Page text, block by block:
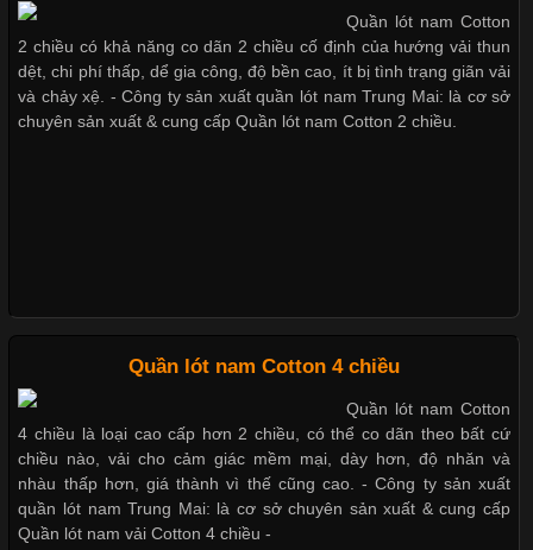
Cập nhật 2026-06-01 14:23:34
Chất Liệu Lycra Có Gì Đặc Biệt Trong Ngành Thời Trang?
Cập nhật 2026-05-27 17:03:46
Vải Lycra Là Gì? Chất Liệu Co Giãn Được Ưa Chuộng Trong
Ngành May Mặc Trong ngành thời trang hiện đại, các loại vải có
khả năng co giãn tốt ngày càng được ưa chuộng nhằm mang lại
Giặt và bảo quản quần lót nam đúng cách
Mẫu quần lót nam giá rẻ sốt hè 2017
Dễ chịu hơn với quần lót nam giá rẻ vải Cotton 4 chiều
Quần lót nam Cotton
2 chiều có khả năng co dãn 2 chiều cố định của hướng vải thun
dệt, chi phí thấp, dể gia công, độ bền cao, ít bị tình trạng giãn vải
và chảy xệ. - Công ty sản xuất quần lót nam Trung Mai: là cơ sở
chuyên sản xuất & cung cấp Quần lót nam Cotton 2 chiều.
Quần lót nam Cotton 4 chiều
Quần lót nam Cotton
4 chiều là loại cao cấp hơn 2 chiều, có thể co dãn theo bất cứ
chiều nào, vải cho cảm giác mềm mại, dày hơn, độ nhăn và
nhàu thấp hơn, giá thành vì thế cũng cao. - Công ty sản xuất
quần lót nam Trung Mai: là cơ sở chuyên sản xuất & cung cấp
Quần lót nam vải Cotton 4 chiều -